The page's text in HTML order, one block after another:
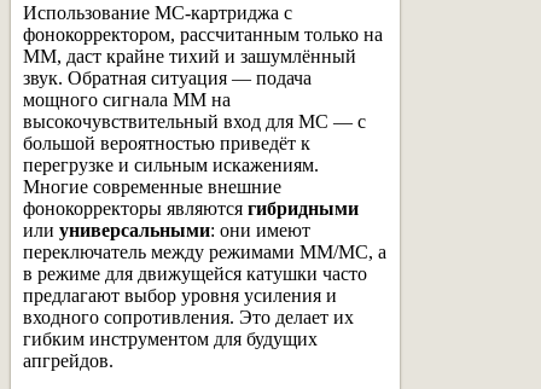
Использование MC-картриджа с
фонокорректором, рассчитанным только на
MM, даст крайне тихий и зашумлённый
звук. Обратная ситуация — подача
мощного сигнала MM на
высокочувствительный вход для MC — с
большой вероятностью приведёт к
перегрузке и сильным искажениям.
Многие современные внешние
фонокорректоры являются гибридными
или универсальными: они имеют
переключатель между режимами MM/MC, а
в режиме для движущейся катушки часто
предлагают выбор уровня усиления и
входного сопротивления. Это делает их
гибким инструментом для будущих
апгрейдов.